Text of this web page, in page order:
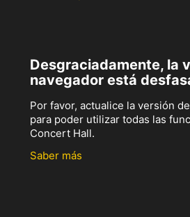
Desgraciadamente, la
navegador está
Por favor, actualice la versión
para poder utilizar todas las
Concert Hall.
Saber más